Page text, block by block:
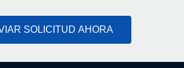
SOLICITUD AHORA